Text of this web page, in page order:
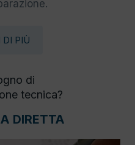
DI PIÙ
di
tecnica?
DIRETTA